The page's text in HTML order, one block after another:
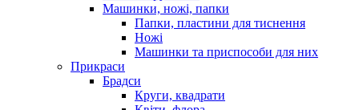
Машинки, ножі, папки
Папки, пластини для тиснення
Ножі
Машинки та приспособи для них
Прикраси
Брадси
Круги, квадрати